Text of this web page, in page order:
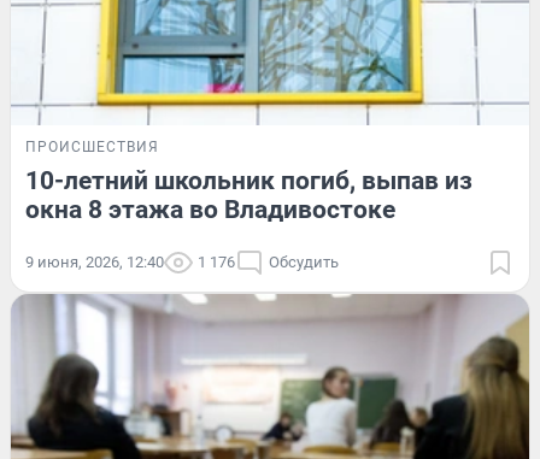
ПРОИСШЕСТВИЯ
10-летний школьник погиб, выпав из
окна 8 этажа во Владивостоке
9 июня, 2026, 12:40 1 176 Обсудить